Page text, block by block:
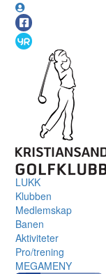
LUKK
Klubben
Medlemskap
Banen
Aktiviteter
Pro/trening
MEGAMENY